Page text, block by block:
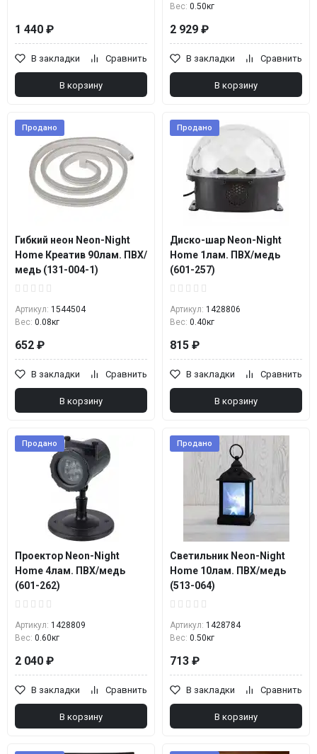
1 440 ₽
В закладки Сравнить
В корзину
Вес: 0.50кг
2 929 ₽
В закладки Сравнить
В корзину
Продано
Гибкий неон Neon-Night
Home Креатив 90лам. ПВХ/
медь (131-004-1)
Артикул: 1544504
Вес: 0.08кг
652 ₽
В закладки Сравнить
В корзину
Продано
Диско-шар Neon-Night
Home 1лам. ПВХ/медь
(601-257)
Артикул: 1428806
Вес: 0.40кг
815 ₽
В закладки Сравнить
В корзину
Продано
Проектор Neon-Night
Home 4лам. ПВХ/медь
(601-262)
Артикул: 1428809
Вес: 0.60кг
2 040 ₽
В закладки Сравнить
В корзину
Продано
Светильник Neon-Night
Home 10лам. ПВХ/медь
(513-064)
Артикул: 1428784
Вес: 0.50кг
713 ₽
В закладки Сравнить
В корзину